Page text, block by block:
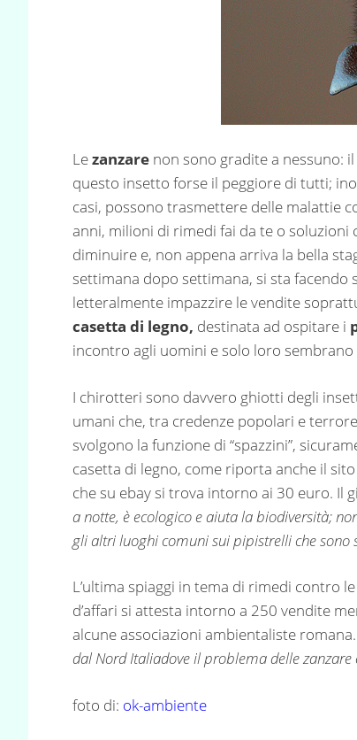
Lezanzare non sono gradite a nessuno:
questo insetto forse il peggiore di tutti;
casi, possono trasmettere delle malattie
anni, milioni di rimedi fai da te o soluzioni
diminuire e, non appena arriva la bella
settimana dopo settimana, si sta facendo
letteralmente impazzire le vendite
casetta di legno, destinata ad ospitare i
incontro agli uomini e solo loro
I chirotteri sono davvero ghiotti degli
umani che, tra credenze popolari e
svolgono la funzione di “spazzini”,
casetta di legno, come riporta anche il
che su ebay si trova intorno ai 30 euro. Il
a notte, è ecologico e aiuta la biodiversità;
gli altri luoghi comuni sui pipistrelli che
L’ultima spiaggi in tema di rimedi contro
d’affari si attesta intorno a 250 vendite
alcune associazioni ambientaliste
dal Nord Italiadove il problema delle
foto di: ok-ambiente